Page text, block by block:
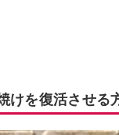
けを復活させる